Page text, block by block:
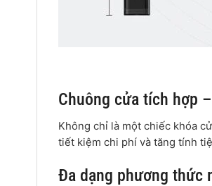
Chuông cửa tích hợp
Không chỉ là một chiếc khóa
tiết kiệm chi phí và tăng tính
Đa dạng phương thức